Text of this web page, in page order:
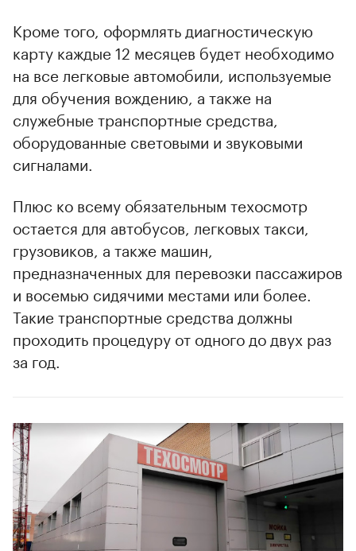
Кроме того, оформлять диагностическую
карту каждые 12 месяцев будет необходимо
на все легковые автомобили, используемые
для обучения вождению, а также на
служебные транспортные средства,
оборудованные световыми и звуковыми
сигналами.
Плюс ко всему обязательным техосмотр
остается для автобусов, легковых такси,
грузовиков, а также машин,
предназначенных для перевозки пассажиров
и восемью сидячими местами или более.
Такие транспортные средства должны
проходить процедуру от одного до двух раз
за год.